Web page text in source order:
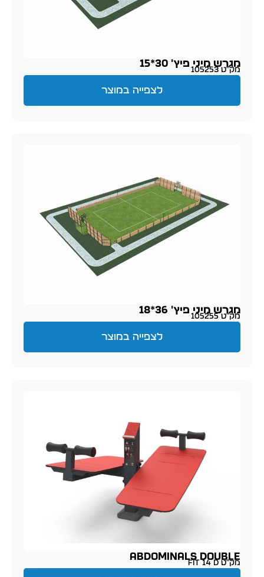
מגרש מיני פיץ' 30*15
מק״ט 105253
לצפייה במוצר
מגרש מיני פיץ' 36*18
מק״ט 105255
לצפייה במוצר
ABDOMINALS DOUBLE
מק״ט FIT 14 D